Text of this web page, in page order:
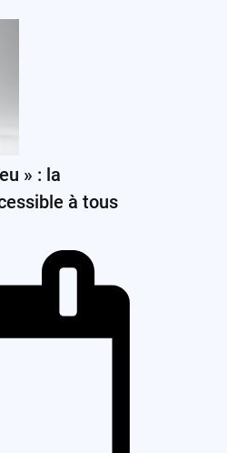
» : la
à tous